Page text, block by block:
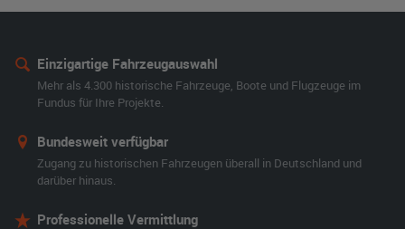
Einzigartige Fahrzeugauswahl
Mehr als 4.300 historische Fahrzeuge, Boote und Flugzeuge im
Fundus für Ihre Projekte.
Bundesweit verfügbar
Zugang zu historischen Fahrzeugen überall in Deutschland und
darüber hinaus.
Professionelle Vermittlung